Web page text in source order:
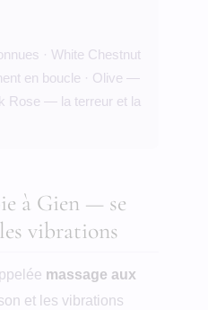
· White Chestnut
en boucle · Olive —
Rose — la terreur et la
à Gien — se
vibrations
massage aux
et les vibrations